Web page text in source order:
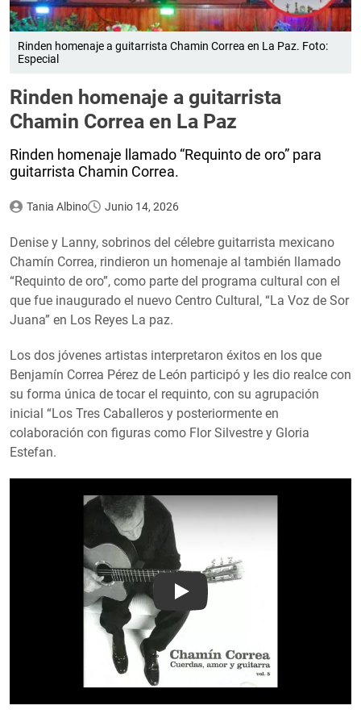
Rinden homenaje a guitarrista Chamin Correa en La Paz. Foto:
Especial
Rinden homenaje a guitarrista
Chamin Correa en La Paz
Rinden homenaje llamado “Requinto de oro” para
guitarrista Chamin Correa.
Tania Albino Junio 14, 2026
Denise y Lanny, sobrinos del célebre guitarrista mexicano
Chamín Correa, rindieron un homenaje al también llamado
“Requinto de oro”, como parte del programa cultural con el
que fue inaugurado el nuevo Centro Cultural, “La Voz de Sor
Juana” en Los Reyes La paz.
Los dos jóvenes artistas interpretaron éxitos en los que
Benjamín Correa Pérez de León participó y les dio realce con
su forma única de tocar el requinto, con su agrupación
inicial “Los Tres Caballeros y posteriormente en
colaboración con figuras como Flor Silvestre y Gloria
Estefan.
Play